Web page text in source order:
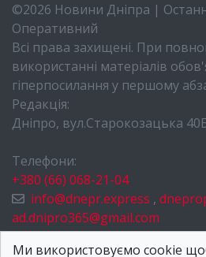
©2026 Новини Дніпра |
Оперативний
Всі права захищені. При
використанні матеріалів
гіперпосилання у першому
Редакція:
Дніпро, вул.Старокозацька
Телефони:
+380 (66) 068-21-04
info@dnepr.express ,
ad.dnipro365@gmail.com
НОВИНИ ДНІПРА
Ми використовуємо cookie